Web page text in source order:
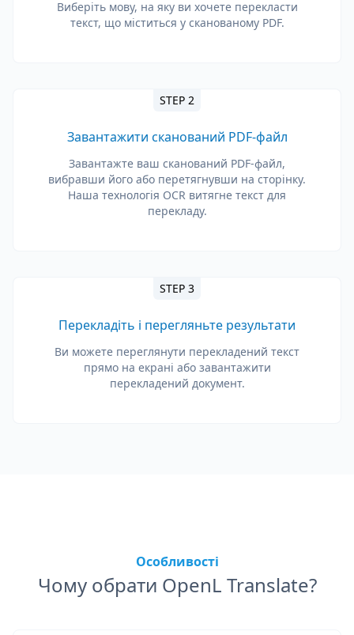
Виберіть мову, на яку ви хочете перекласти
текст, що міститься у сканованому PDF.
STEP 2
Завантажити сканований PDF-файл
Завантажте ваш сканований PDF-файл,
вибравши його або перетягнувши на сторінку.
Наша технологія OCR витягне текст для
перекладу.
STEP 3
Перекладіть і перегляньте результати
Ви можете переглянути перекладений текст
прямо на екрані або завантажити
перекладений документ.
Особливості
Чому обрати OpenL Translate?